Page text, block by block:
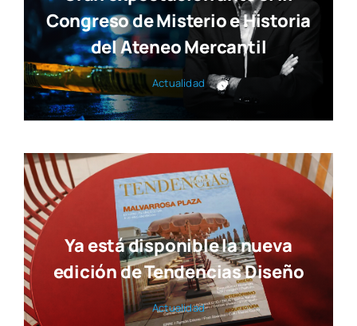
Congreso de Misterio e Historia
del Ateneo Mercantil
Actua­li­dad
Ya está disponible la nueva
edición de Tendencias Diseño
Actua­li­dad